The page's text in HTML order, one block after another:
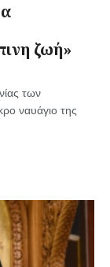
ζωή»
των
ναυάγιο της